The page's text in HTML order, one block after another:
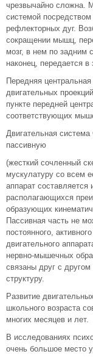
чрезвычайно сложна.
системой
рефлекторных дуг.
сокращении мышц,
мозг, в нем по задним
наконец, передается
Передняя
двигательных
пункте передней
соответствующих
Двигательная
пассивную
(жесткий сочленный
мускулатуру со всем
аппарат составляется
располагающихся
образующих
Пассивная часть не
постоянного,
двигательного
нервно-мышечных
связаны друг с
структуру.
Развитие
школьного возраста
многих месяцев и лет.
В исследованиях
очень большое место